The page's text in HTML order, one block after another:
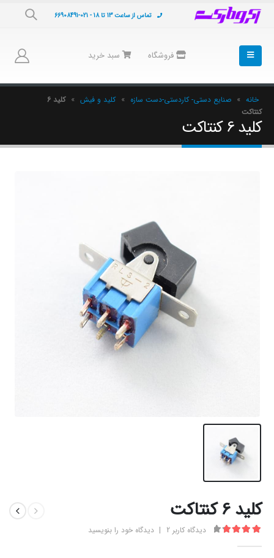
تماس از ساعت 13 تا 18 - 021-66908491
فروشگاه سبد خرید
خانه » صنایع دستی- کاردستی-دست سازه » کلید و فیش »
کلید 6
کنتاکت
کلید 6 کنتاکت
کلید 6 کنتاکت
دیدگاه کاربر2
| دیدگاه خود را بنویسید